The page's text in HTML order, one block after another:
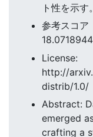
ト性を示す。
参考スコア
License:
http://
distrib/1.0/
Abstract:
emerged
crafting a